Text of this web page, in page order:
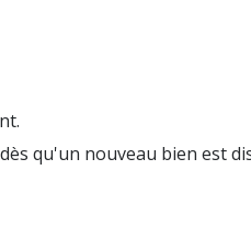
qu'un nouveau bien est